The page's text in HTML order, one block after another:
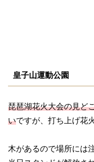
皇子山運動公園
琵琶湖花火大会の見ど
いですが、打ち上げ花
木があるので場所には